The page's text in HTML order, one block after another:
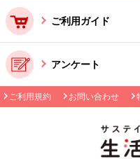
ご利用ガイド
アンケート
ご利用規約 お問い合わせ